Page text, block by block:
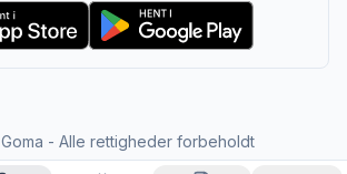
Goma - Alle rettigheder forbeholdt